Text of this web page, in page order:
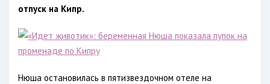
отпуск на Кипр.
Нюша остановилась в пятизвездочном отеле на